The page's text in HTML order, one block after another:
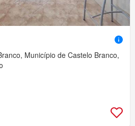
Município de Castelo Branco,